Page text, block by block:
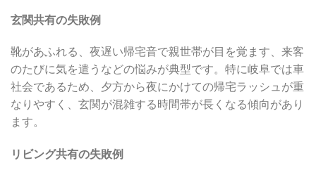
玄関共有の失敗例
靴があふれる、夜遅い帰宅音で親世帯が目を覚ます、来客
のたびに気を遣うなどの悩みが典型です。特に岐阜では車
社会であるため、夕方から夜にかけての帰宅ラッシュが重
なりやすく、玄関が混雑する時間帯が長くなる傾向があり
ます。
リビング共有の失敗例